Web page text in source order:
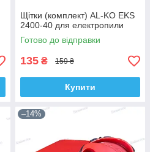
Щітки (комплект) AL-KO EKS
2400-40 для електропили
Готово до відправки
135 ₴ 159 ₴
Купити
–14%